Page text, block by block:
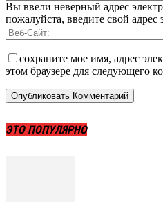
Вы ввели неверный адрес
пожалуйста, введите свой адрес
сохраните мое имя, адрес
этом браузере для следующего
ЭТО ПОПУЛЯРНО